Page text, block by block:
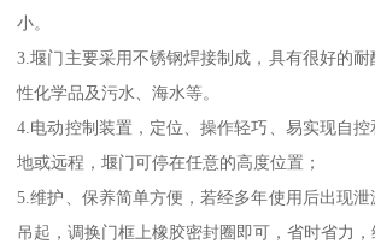
小。
3.堰门主要采用不锈钢焊接制成，具有很好的
性化学品及污水、海水等。
4.电动控制装置，定位、操作轻巧、易实现自
地或远程，堰门可停在任意的高度位置；
5.维护、保养简单方便，若经多年使用后出现
吊起，调换门框上橡胶密封圈即可，省时省力，